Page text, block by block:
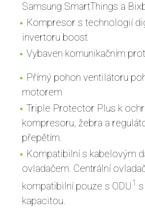
Samsung SmartThings a
Kompresor s technologií
invertoru boost
Vybaven komunikačním
Přímý pohon ventilátoru
motorem
Triple Protector Plus k
kompresoru, žebra a
přepětím.
Kompatibilní s kabelovým
ovladačem. Centrální
kompatibilní pouze s ODU 1
kapacitou.